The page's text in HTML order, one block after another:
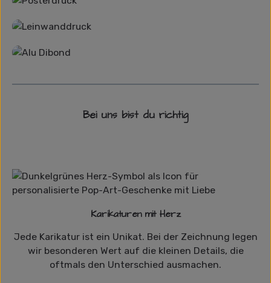
Bei uns bist du richtig
Karikaturen mit Herz
Jede Karikatur ist ein Unikat. Bei der Zeichnung legen
wir besonderen Wert auf die kleinen Details, die
oftmals den Unterschied ausmachen.